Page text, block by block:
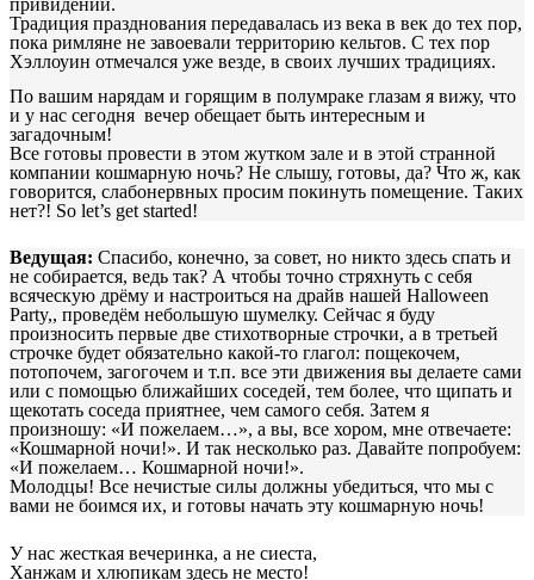
Традиция празднования передавалась из века в век до тех пор,
пока римляне не завоевали территорию кельтов. С тех пор
Хэллоуин отмечался уже везде, в своих лучших традициях.
По вашим нарядам и горящим в полумраке глазам я вижу, что
и у нас сегодня вечер обещает быть интересным и
загадочным!
Все готовы провести в этом жутком зале и в этой странной
компании кошмарную ночь? Не слышу, готовы, да? Что ж, как
говорится, слабонервных просим покинуть помещение. Таких
нет?! So let’s get started!
Ведущая: Спасибо, конечно, за совет, но никто здесь спать и
не собирается, ведь так? А чтобы точно стряхнуть с себя
всяческую дрёму и настроиться на драйв нашей Halloween
Party,, проведём небольшую шумелку. Сейчас я буду
произносить первые две стихотворные строчки, а в третьей
строчке будет обязательно какой-то глагол: пощекочем,
потопочем, загогочем и т.п. все эти движения вы делаете сами
или с помощью ближайших соседей, тем более, что щипать и
щекотать соседа приятнее, чем самого себя. Затем я
произношу: «И пожелаем…», а вы, все хором, мне отвечаете:
«Кошмарной ночи!». И так несколько раз. Давайте попробуем:
«И пожелаем… Кошмарной ночи!».
Молодцы! Все нечистые силы должны убедиться, что мы с
вами не боимся их, и готовы начать эту кошмарную ночь!
У нас жесткая вечеринка, а не сиеста,
Ханжам и хлюпикам здесь не место!